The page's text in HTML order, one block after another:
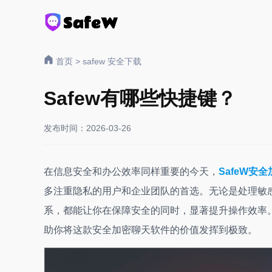
首页 > safew 安全下载
Safew有哪些快捷键？
发布时间：2026-03-26
在信息安全和办公效率同样重要的今天， SafeW安全
多注重隐私的用户和企业团队的首选。无论是处理
系，都能让你在保障安全的同时，显著提升操作效
助你将这款安全加密聊天软件的价值发挥到极致。